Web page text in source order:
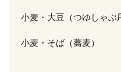
小麦・大豆（つゆしゃぶ
小麦・そば（蕎麦）